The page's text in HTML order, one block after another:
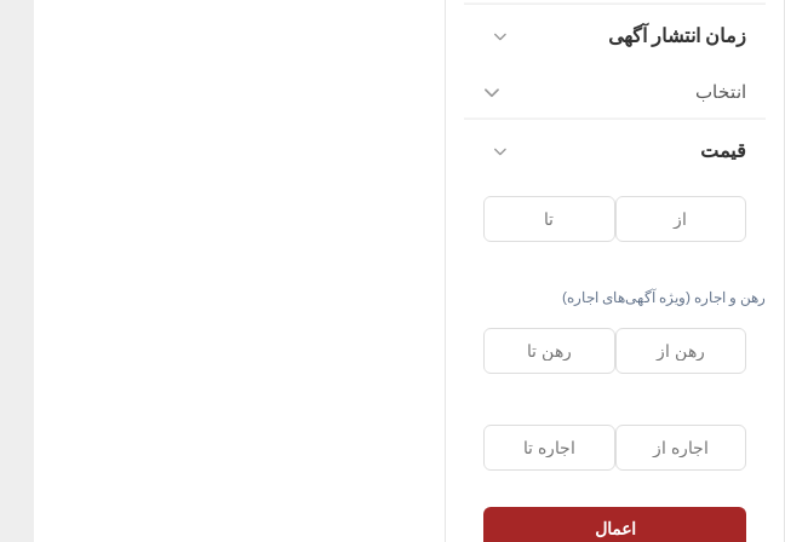
زمان انتشار آگهی
انتخاب
قیمت
رهن و اجاره (ویژه آگهی‌های اجاره)
اعمال